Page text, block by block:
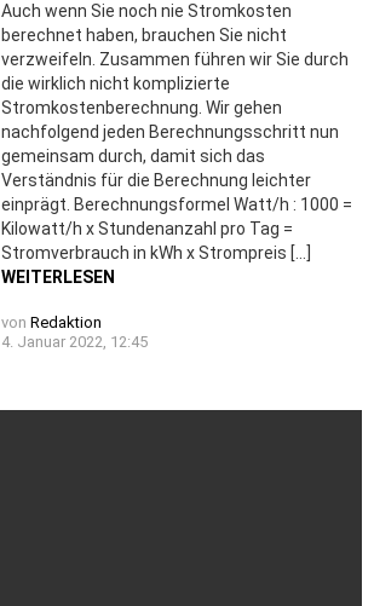
Auch wenn Sie noch nie Stromkosten
berechnet haben, brauchen Sie nicht
verzweifeln. Zusammen führen wir Sie durch
die wirklich nicht komplizierte
Stromkostenberechnung. Wir gehen
nachfolgend jeden Berechnungsschritt nun
gemeinsam durch, damit sich das
Verständnis für die Berechnung leichter
einprägt. Berechnungsformel Watt/h : 1000 =
Kilowatt/h x Stundenanzahl pro Tag =
Stromverbrauch in kWh x Strompreis […]
WEITERLESEN
von Redaktion
4. Januar 2022, 12:45